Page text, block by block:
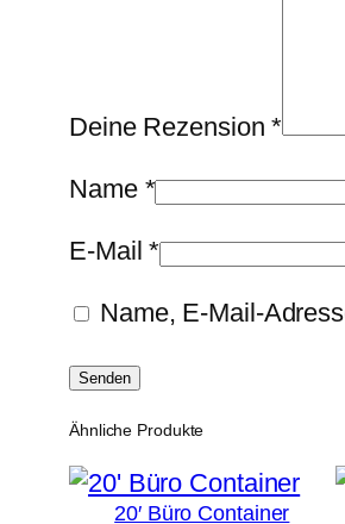
Deine Rezension*
Name *
E-Mail*
Name, E-Mail-
Ähnliche Produkte
20′ Büro Container